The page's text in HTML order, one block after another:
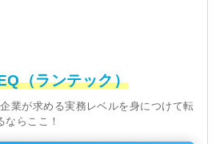
（ランテック）
業が求める実務レベルを身につけて転
らここ！